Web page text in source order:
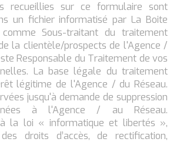
recueillies sur ce formulaire sont
un fichier informatisé par La Boite
Sous-traitant du traitement
la clientèle/prospects de l'Agence /
Responsable du Traitement de vos
La base légale du traitement
légitime de l'Agence / du Réseau.
jusqu'à demande de suppression
à l'Agence / au Réseau.
la loi « informatique et libertés »,
droits d’accès, de rectification,